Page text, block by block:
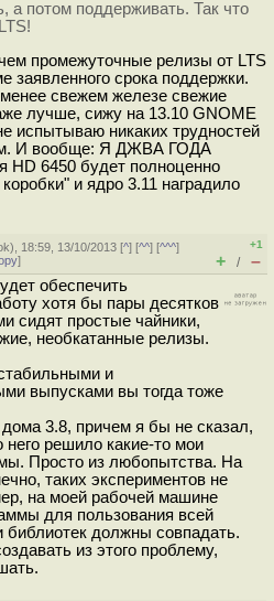
а потом поддерживать. Так что
промежуточные релизы от LTS
заявленного срока поддержки.
свежем железе свежие
лучше, сижу на 13.10 GNOME
испытываю никаких трудностей
И вообще: Я ДЖВА ГОДА
HD 6450 будет полноценно
и ядро 3.11 наградило
), 18:59, 13/10/2013 [^] [^^] [^^^]
]
+1
+ / –
обеспечить
хотя бы пары десятков
сидят простые чайники,
необкатанные релизы.
и
выпусками вы тогда тоже
3.8, причем я бы не сказал,
него решило какие-то мои
Просто из любопытства. На
таких экспериментов не
на моей рабочей машине
для пользования всей
библиотек должны совпадать.
из этого проблему,